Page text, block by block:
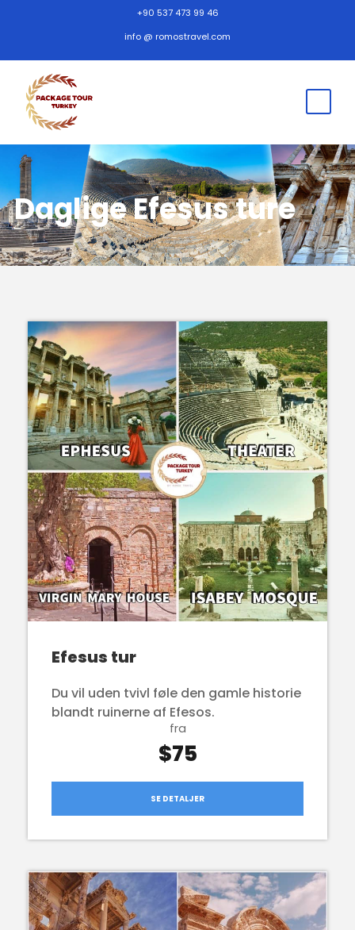
+90 537 473 99 46
info @ romostravel.com
Daglige Efesus ture
Efesus tur
Du vil uden tvivl føle den gamle historie
blandt ruinerne af Efesos.
fra
$75
SE DETALJER